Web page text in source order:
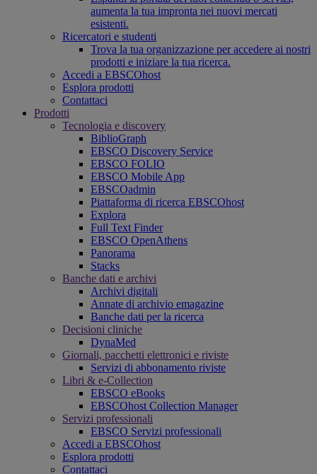
aumenta la tua impronta nei nuovi mercati
esistenti.
Ricercatori e studenti
Trova la tua organizzazione per accedere ai nostri
prodotti e iniziare la tua ricerca.
Accedi a EBSCOhost
Esplora prodotti
Contattaci
Prodotti
Tecnologia e discovery
BiblioGraph
EBSCO Discovery Service
EBSCO FOLIO
EBSCO Mobile App
EBSCOadmin
Piattaforma di ricerca EBSCOhost
Explora
Full Text Finder
EBSCO OpenAthens
Panorama
Stacks
Banche dati e archivi
Archivi digitali
Annate di archivio emagazine
Banche dati per la ricerca
Decisioni cliniche
DynaMed
Giornali, pacchetti elettronici e riviste
Servizi di abbonamento riviste
Libri & e-Collection
EBSCO eBooks
EBSCOhost Collection Manager
Servizi professionali
EBSCO Servizi professionali
Accedi a EBSCOhost
Esplora prodotti
Contattaci